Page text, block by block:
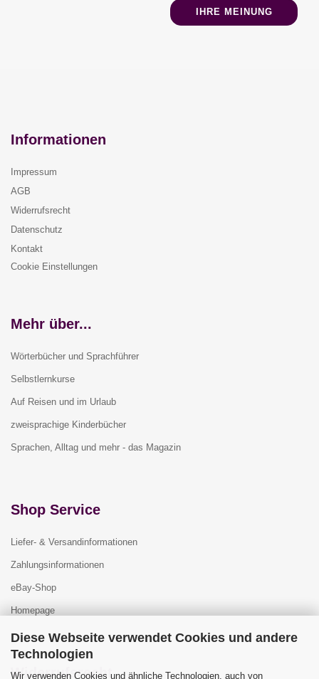
Diese Webseite verwendet Cookies und andere
Technologien
Wir verwenden Cookies und ähnliche Technologien, auch von
IHRE MEINUNG
Informationen
Impressum
AGB
Widerrufsrecht
Datenschutz
Kontakt
Cookie Einstellungen
Mehr über...
Wörterbücher und Sprachführer
Selbstlernkurse
Auf Reisen und im Urlaub
zweisprachige Kinderbücher
Sprachen, Alltag und mehr - das Magazin
Shop Service
Liefer- & Versandinformationen
Zahlungsinformationen
eBay-Shop
Homepage
Widerrufsrecht